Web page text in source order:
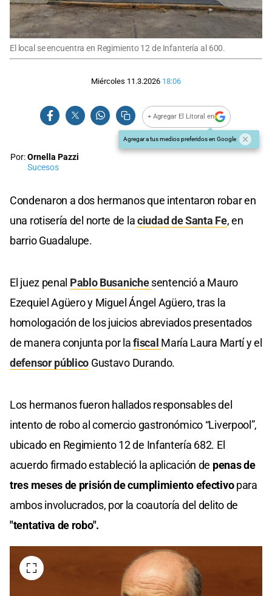
El local se encuentra en Regimiento 12 de Infantería al 600.
Miércoles 11.3.2026 18:06
+ Agregar El Litoral en
Agregar a tus medios preferidos en Google
Por:Ornella Pazzi
Sucesos
Condenaron a dos hermanos que intentaron robar en
una rotisería del norte de laciudad de Santa Fe, en
barrio Guadalupe.
El juez penal Pablo Busanichesentenció a Mauro
Ezequiel Agüero y Miguel Ángel Agüero, tras la
homologación de los juicios abreviados presentados
de manera conjunta por lafiscal María Laura Martí y el
defensor público Gustavo Durando.
Los hermanos fueron hallados responsables del
intento de robo al comercio gastronómico “Liverpool”,
ubicado en Regimiento 12 de Infantería 682. El
acuerdo firmado estableció la aplicación de penas de
tres meses de prisión de cumplimiento efectivopara
ambos involucrados, por la coautoría del delito de
"tentativa de robo".